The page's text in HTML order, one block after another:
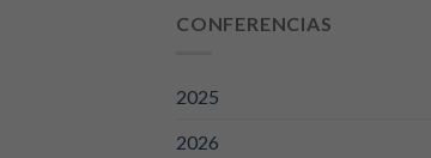
CONFERENCIAS
2025
2026